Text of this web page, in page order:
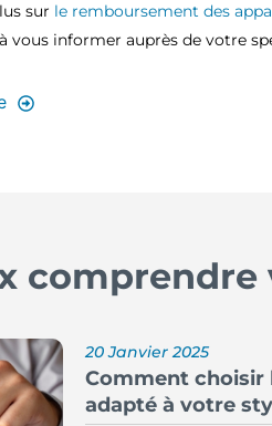
sur le remboursement des
vous informer auprès de votre
comprendre
20 Janvier 2025
Comment choisir
adapté à votre